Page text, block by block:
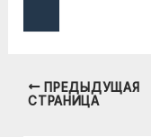
Навигация
ПРЕДЫДУЩАЯ
СТРАНИЦА